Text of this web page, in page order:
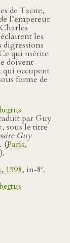
de Tacite,
l’empereur
les
digressions
qui mérite
doivent
occupent
forme de
par Guy
sous le titre
Guy
(Paris,
1598, in‑8o.